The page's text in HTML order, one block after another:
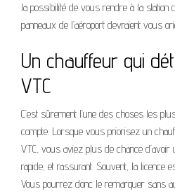
la possibilité de vous rendre à la station
panneaux de l’aéroport devraient vous
Un chauffeur qui
VTC
C’est sûrement l’une des choses les
compte. Lorsque vous priorisez un
VTC, vous aviez plus de chance
rapide, et rassurant. Souvent, la licence
Vous pourrez donc le remarquer sans